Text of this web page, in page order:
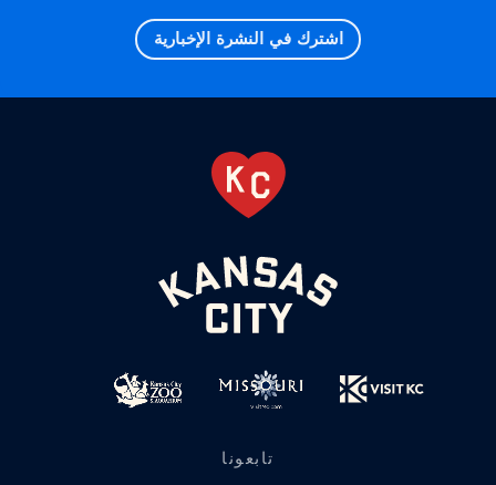
اشترك في النشرة الإخبارية
تابعونا